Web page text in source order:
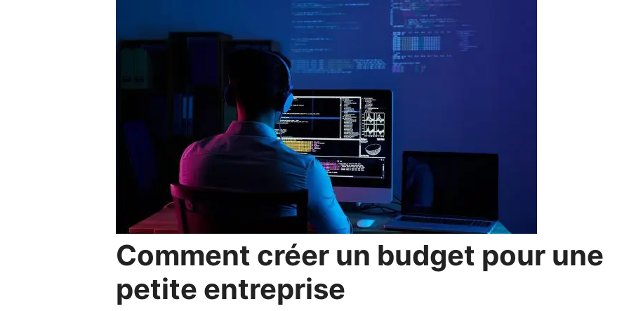
Comment créer un budget pour une
petite entreprise